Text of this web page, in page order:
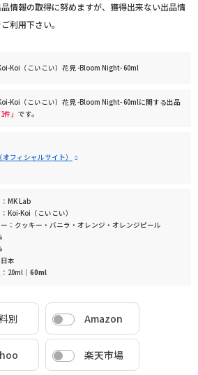
情報の取得に努めますが、獲得出来ない出品情
利用下さい。
Koi（こいこい）花見 -Bloom Night- 60ml
Koi（こいこい）花見 -Bloom Night- 60mlに関する出品
1件」 です。
オフィシャルサイト）
MK Lab
Koi-Koi（こいこい）
：クッキー・バニラ・オレンジ・オレンジピール
本
20ml｜ 60ml
別 Amazon
楽天市場